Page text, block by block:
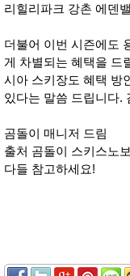
리힐리파크 강촌 에덴
더불어 이번 시즌에도
게 차별되는 혜택을 드
시아 스키장도 혜택 방
있다는 말씀 드립니다.
곰돌이 매니저 드림
출처 곰돌이 스키스노
다들 참고하세요!